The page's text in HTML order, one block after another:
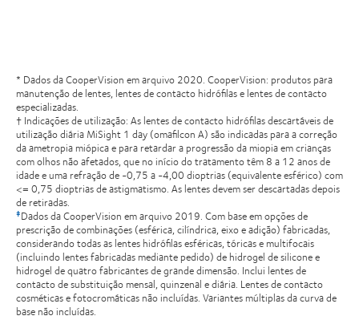
* Dados da CooperVision em arquivo 2020. CooperVision: produtos para
manutenção de lentes, lentes de contacto hidrófilas e lentes de contacto
especializadas.
† Indicações de utilização: As lentes de contacto hidrófilas descartáveis ​​de
utilização diária MiSight 1 day (omafilcon A) são indicadas para a correção
da ametropia miópica e para retardar a progressão da miopia em crianças
com olhos não afetados, que no início do tratamento têm 8 a 12 anos de
idade e uma refração de -0,75 a -4,00 dioptrias (equivalente esférico) com
<= 0,75 dioptrias de astigmatismo. As lentes devem ser descartadas depois
de retiradas.
‡Dados da CooperVision em arquivo 2019. Com base em opções de
prescrição de combinações (esférica, cilíndrica, eixo e adição) fabricadas,
considerando todas as lentes hidrófilas esféricas, tóricas e multifocais
(incluindo lentes fabricadas mediante pedido) de hidrogel de silicone e
hidrogel de quatro fabricantes de grande dimensão. Inclui lentes de
contacto de substituição mensal, quinzenal e diária. Lentes de contacto
cosméticas e fotocromáticas não incluídas. Variantes múltiplas da curva de
base não incluídas.